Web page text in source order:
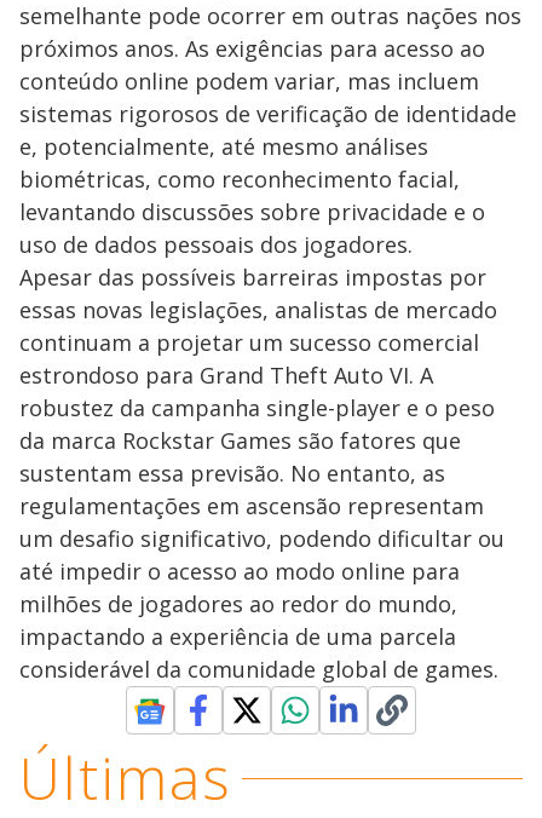
semelhante pode ocorrer em outras nações nos
próximos anos. As exigências para acesso ao
conteúdo online podem variar, mas incluem
sistemas rigorosos de verificação de identidade
e, potencialmente, até mesmo análises
biométricas, como reconhecimento facial,
levantando discussões sobre privacidade e o
uso de dados pessoais dos jogadores.
Apesar das possíveis barreiras impostas por
essas novas legislações, analistas de mercado
continuam a projetar um sucesso comercial
estrondoso para Grand Theft Auto VI. A
robustez da campanha single-player e o peso
da marca Rockstar Games são fatores que
sustentam essa previsão. No entanto, as
regulamentações em ascensão representam
um desafio significativo, podendo dificultar ou
até impedir o acesso ao modo online para
milhões de jogadores ao redor do mundo,
impactando a experiência de uma parcela
considerável da comunidade global de games.
Últimas